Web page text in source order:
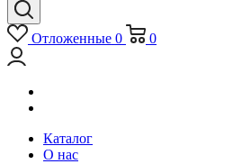
Отложенные 0 0
Каталог
О нас